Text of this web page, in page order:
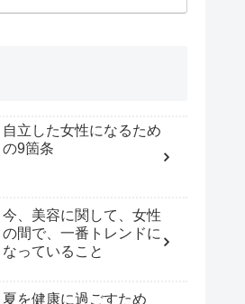
自立した女性になるため
の9箇条
今、美容に関して、女性
の間で、一番トレンドに
なっていること
夏を健康に過ごすため